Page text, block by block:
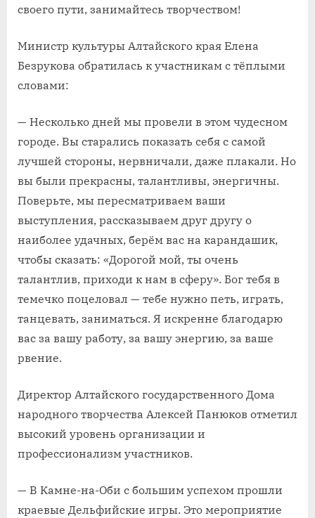
своего пути, занимайтесь творчеством!
Министр культуры Алтайского края Елена
Безрукова обратилась к участникам с тёплыми
словами:
— Несколько дней мы провели в этом чудесном
городе. Вы старались показать себя с самой
лучшей стороны, нервничали, даже плакали. Но
вы были прекрасны, талантливы, энергичны.
Поверьте, мы пересматриваем ваши
выступления, рассказываем друг другу о
наиболее удачных, берём вас на карандашик,
чтобы сказать: «Дорогой мой, ты очень
талантлив, приходи к нам в сферу». Бог тебя в
темечко поцеловал — тебе нужно петь, играть,
танцевать, заниматься. Я искренне благодарю
вас за вашу работу, за вашу энергию, за ваше
рвение.
Директор Алтайского государственного Дома
народного творчества Алексей Панюков отметил
высокий уровень организации и
профессионализм участников.
— В Камне-на-Оби с большим успехом прошли
краевые Дельфийские игры. Это мероприятие